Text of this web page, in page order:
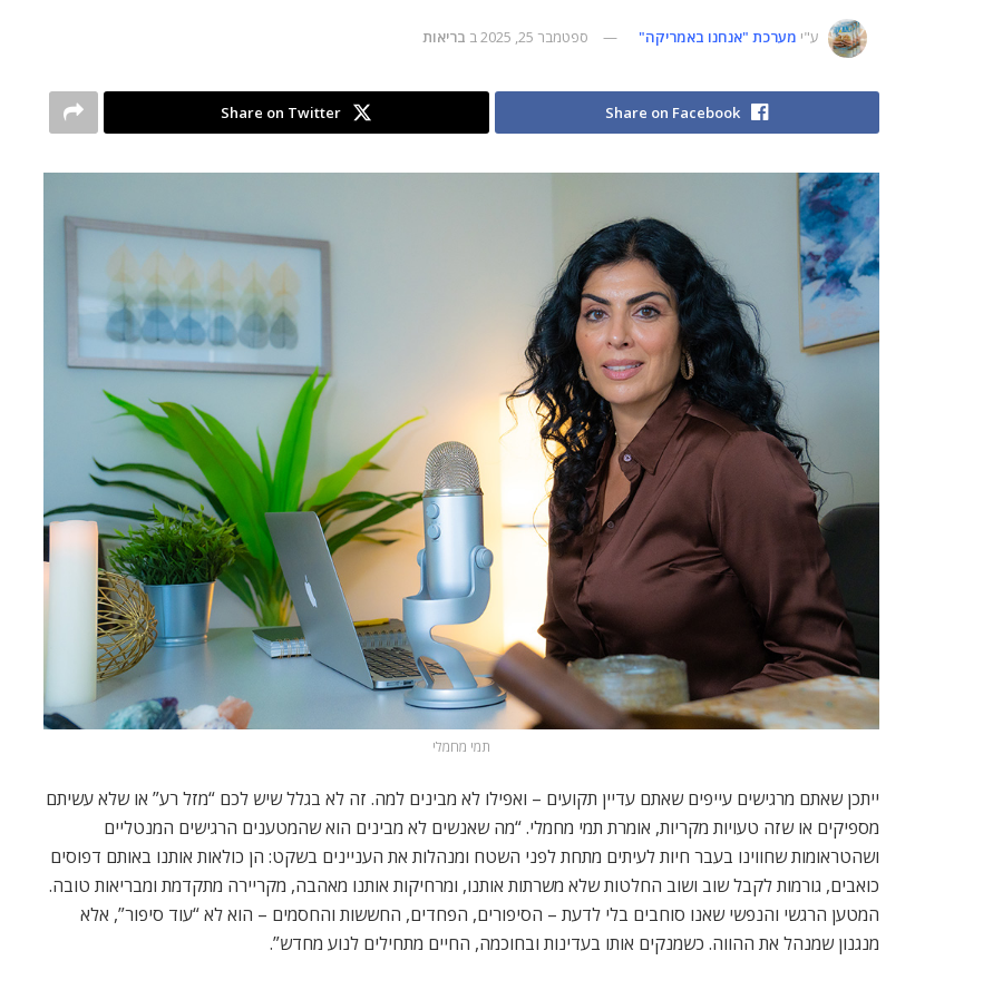
ע"י מערכת "אנחנו באמריקה" ספטמבר 25, 2025 ב בריאות
Share on Facebook
Share on Twitter
תמי מחמלי
ייתכן שאתם מרגישים עייפים שאתם עדיין תקועים – ואפילו לא מבינים למה. זה לא בגלל שיש לכם “מזל רע” או שלא עשיתם
מספיקים או שזה טעויות מקריות, אומרת תמי מחמלי. “מה שאנשים לא מבינים הוא שהמטענים ‏הרגישים המנטליים
ושהטראומות שחווינו בעבר חיות לעיתים מתחת לפני השטח ומנהלות את העניינים בשקט: הן כולאות אותנו באותם דפוסים
כואבים, גורמות לקבל שוב ושוב החלטות שלא משרתות אותנו, ומרחיקות אותנו מאהבה, מקריירה מתקדמת ומבריאות טובה.
המטען הרגשי והנפשי שאנו סוחבים בלי לדעת – הסיפורים, הפחדים, החששות והחסמים – הוא לא “עוד סיפור”, אלא
מנגנון שמנהל את ההווה. כשמנקים אותו בעדינות ובחוכמה, החיים מתחילים לנוע מחדש”.